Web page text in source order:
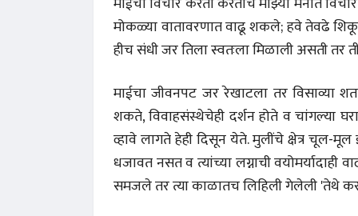
मोकळ्या वातावरणात वाढू शकले; हवे तेवढे शिकू
हीच संधी जर तिला स्वतःला मिळाली असती तर
माईचा जीवनपट जर रेखाटला तर विसाव्या
शकते, विवाहसंस्थेचेही दर्शन होते व चांगल्या
व्हावे लागते हेही दिसून येते. मुलींचे क्षेत्र चूल-
धजावत नसत व त्यांच्या लग्नाची
समजले तर त्या काळातच लिहिली गेलेली 'तेथे